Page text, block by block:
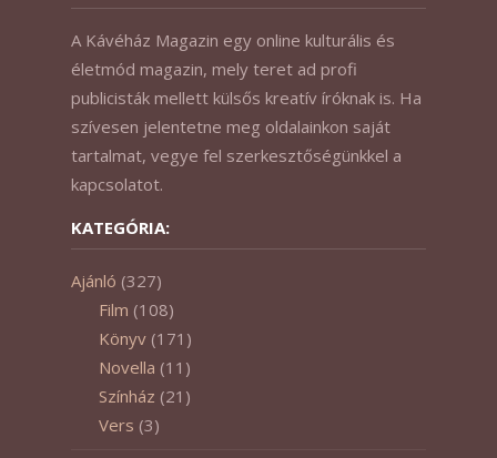
A Kávéház Magazin egy online kulturális és
életmód magazin, mely teret ad profi
publicisták mellett külsős kreatív íróknak is. Ha
szívesen jelentetne meg oldalainkon saját
tartalmat, vegye fel szerkesztőségünkkel a
kapcsolatot.
KATEGÓRIA:
Ajánló (327)
Film (108)
Könyv (171)
Novella (11)
Színház (21)
Vers (3)